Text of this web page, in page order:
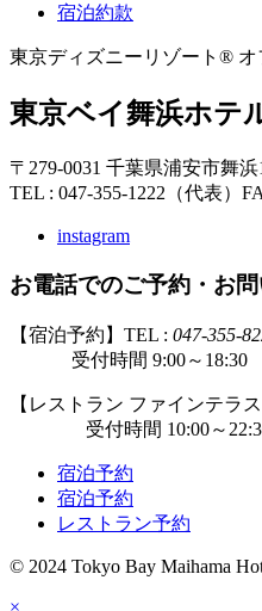
宿泊約款
東京ディズニーリゾート®
東京ベイ舞浜ホテ
〒279-0031 千葉県浦安市舞
TEL : 047-355-1222（代表）
instagram
お電話でのご予約・お
【宿泊予約】TEL : 047-355-
受付時間 9:00～18:30
【レストラン ファインテラ
受付時間 10:00～
宿泊予約
宿泊予約
レストラン予約
© 2024 Tokyo Bay Maihama
×